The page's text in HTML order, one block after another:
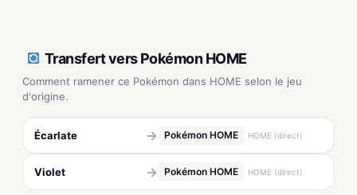
Transfert vers Pokémon HOME
Comment ramener ce Pokémon dans HOME selon le jeu
d'origine.
Écarlate → Pokémon HOME HOME (direct)
Violet → Pokémon HOME HOME (direct)